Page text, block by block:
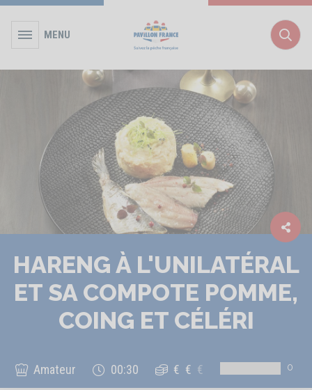
MENU
HARENG À L'UNILATÉRAL
ET SA COMPOTE POMME,
COING ET CÉLÉRI
Amateur 00:30 € € € 0